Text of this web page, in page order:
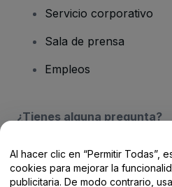
Servicio corporativo
Sala de prensa
Empleos
¿Tienes alguna pregunta?
Centro de Ayuda /
Al hacer clic en “Permitir Todas”,
cookies para mejorar la
publicitaria. De modo contrario,